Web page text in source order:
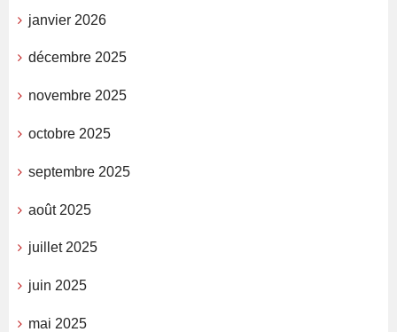
janvier 2026
décembre 2025
novembre 2025
octobre 2025
septembre 2025
août 2025
juillet 2025
juin 2025
mai 2025